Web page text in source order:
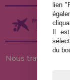
Nous travaillons
lien
Il
du